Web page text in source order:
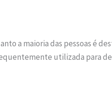
a maioria das pessoas é
utilizada para